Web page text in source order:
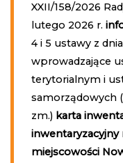
XXII/158/2026
lutego 2026 r.
4 i 5 ustawy z
wprowadzające
terytorialnym i
samorządowych
zm.) karta
miejscowości